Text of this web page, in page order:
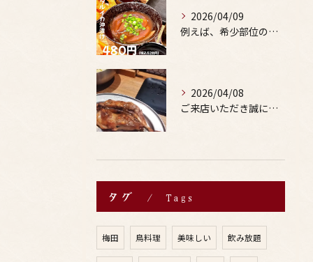
2026/04/09
例えば、希少部位の串を試したり、季節限定の地酒を味わったりす...
2026/04/08
ご来店いただき誠にありがとうございます。
タグ Tags
梅田 鳥料理 美味しい 飲み放題